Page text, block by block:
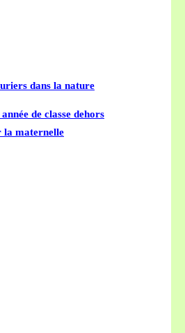
dans la nature
de classe dehors
la maternelle